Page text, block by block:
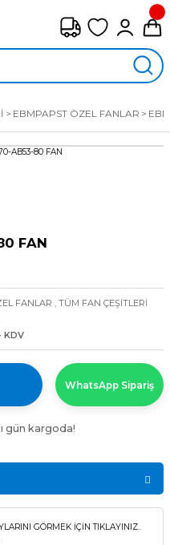
EBMPAPST ÖZEL FANLAR
FAN
FANLAR , TÜM FAN ÇEŞİTLERİ
KDV
WhatsApp Sipariş
gün kargoda!
GÖRMEK İÇİN TIKLAYINIZ..